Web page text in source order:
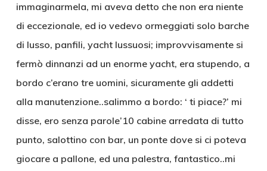
immaginarmela, mi aveva detto che non era niente
di eccezionale, ed io vedevo ormeggiati solo barche
di lusso, panfili, yacht lussuosi; improvvisamente si
fermò dinnanzi ad un enorme yacht, era stupendo, a
bordo c’erano tre uomini, sicuramente gli addetti
alla manutenzione..salimmo a bordo: ‘ ti piace?’ mi
disse, ero senza parole’10 cabine arredata di tutto
punto, salottino con bar, un ponte dove si ci poteva
giocare a pallone, ed una palestra, fantastico..mi